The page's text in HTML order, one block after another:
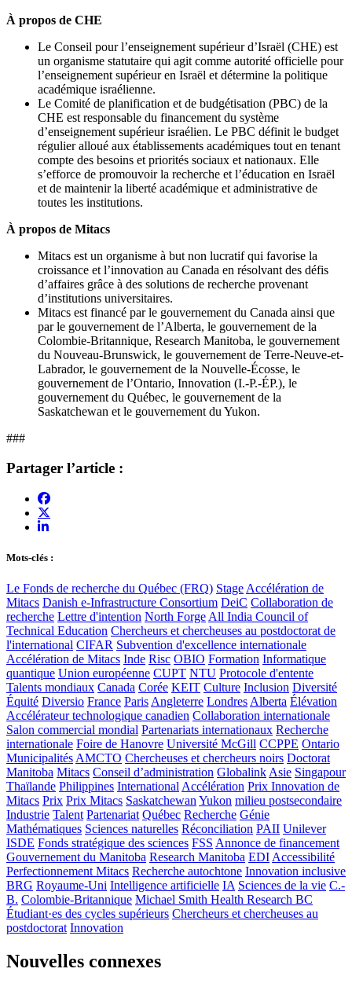
À propos de CHE
Le Conseil pour l’enseignement supérieur d’Israël (CHE) est
un organisme statutaire qui agit comme autorité officielle pour
l’enseignement supérieur en Israël et détermine la politique
académique israélienne.
Le Comité de planification et de budgétisation (PBC) de la
CHE est responsable du financement du système
d’enseignement supérieur israélien. Le PBC définit le budget
régulier alloué aux établissements académiques tout en tenant
compte des besoins et priorités sociaux et nationaux. Elle
s’efforce de promouvoir la recherche et l’éducation en Israël
et de maintenir la liberté académique et administrative de
toutes les institutions.
À propos de Mitacs
Mitacs est un organisme à but non lucratif qui favorise la
croissance et l’innovation au Canada en résolvant des défis
d’affaires grâce à des solutions de recherche provenant
d’institutions universitaires.
Mitacs est financé par le gouvernement du Canada ainsi que
par le gouvernement de l’Alberta, le gouvernement de la
Colombie-Britannique, Research Manitoba, le gouvernement
du Nouveau-Brunswick, le gouvernement de Terre-Neuve-et-
Labrador, le gouvernement de la Nouvelle-Écosse, le
gouvernement de l’Ontario, Innovation (I.-P.-ÉP.), le
gouvernement du Québec, le gouvernement de la
Saskatchewan et le gouvernement du Yukon.
###
Partager l’article :
Mots-clés :
Le Fonds de recherche du Québec (FRQ) StageAccélération de
Mitacs Danish e-Infrastructure Consortium DeiC Collaboration de
recherche Lettre d'intention North ForgeAll India Council of
Technical Education Chercheurs et chercheuses au postdoctorat de
l'international CIFAR Subvention d'excellence internationale
Accélération de Mitacs Inde Risc OBIO Formation Informatique
quantique Union européenne CUPT NTU Protocole d'entente
Talents mondiaux Canada Corée KEIT Culture Inclusion Diversité
Équité Diversio France ParisAngleterre LondresAlberta Élévation
Accélérateur technologique canadien Collaboration internationale
Salon commercial mondial Partenariats internationaux Recherche
internationale Foire de Hanovre Université McGill CCPPE Ontario
MunicipalitésAMCTO Chercheuses et chercheurs noirs Doctorat
Manitoba Mitacs Conseil d’administration GlobalinkAsie Singapour
Thaïlande Philippines InternationalAccélération Prix Innovation de
Mitacs Prix Prix Mitacs SaskatchewanYukon milieu postsecondaire
Industrie Talent Partenariat Québec Recherche Génie
Mathématiques Sciences naturelles Réconciliation PAII Unilever
ISDE Fonds stratégique des sciences FSS Annonce de financement
Gouvernement du Manitoba Research Manitoba EDIAccessibilité
Perfectionnement Mitacs Recherche autochtone Innovation inclusive
BRG Royaume-Uni Intelligence artificielle IA Sciences de la vie C.-
B. Colombie-Britannique Michael Smith Health Research BC
Étudiant·es des cycles supérieurs Chercheurs et chercheuses au
postdoctorat Innovation
Nouvelles connexes